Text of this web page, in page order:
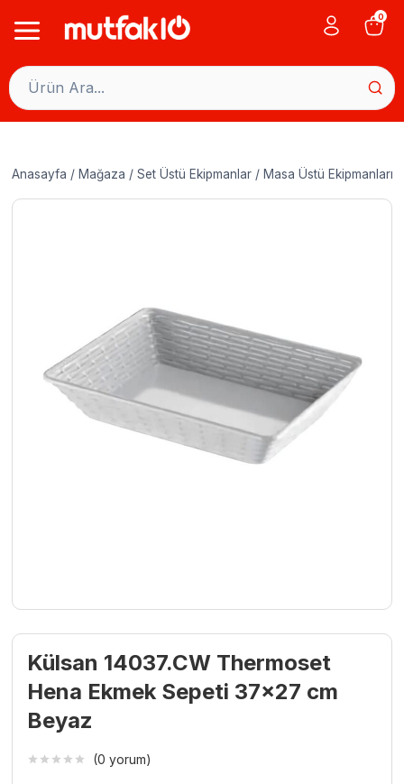
0
Anasayfa / Mağaza / Set Üstü Ekipmanlar / Masa Üstü Ekipmanları
Külsan 14037.CW Thermoset
Hena Ekmek Sepeti 37×27 cm
Beyaz
(0 yorum)